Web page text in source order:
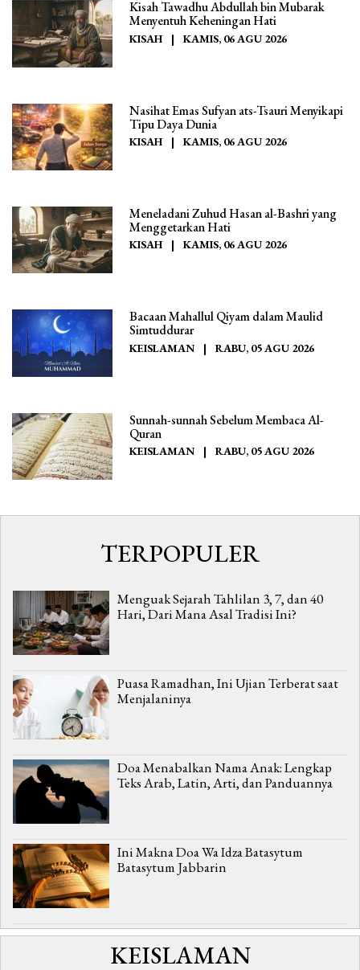
Kisah Tawadhu Abdullah bin Mubarak
Menyentuh Keheningan Hati
KISAH | KAMIS, 06 AGU 2026
Nasihat Emas Sufyan ats-Tsauri Menyikapi
Tipu Daya Dunia
KISAH | KAMIS, 06 AGU 2026
Meneladani Zuhud Hasan al-Bashri yang
Menggetarkan Hati
KISAH | KAMIS, 06 AGU 2026
Bacaan Mahallul Qiyam dalam Maulid
Simtuddurar
KEISLAMAN | RABU, 05 AGU 2026
Sunnah-sunnah Sebelum Membaca Al-
Quran
KEISLAMAN | RABU, 05 AGU 2026
TERPOPULER
Menguak Sejarah Tahlilan 3, 7, dan 40
Hari, Dari Mana Asal Tradisi Ini?
Puasa Ramadhan, Ini Ujian Terberat saat
Menjalaninya
Doa Menabalkan Nama Anak: Lengkap
Teks Arab, Latin, Arti, dan Panduannya
Ini Makna Doa Wa Idza Batasytum
Batasytum Jabbarin
KEISLAMAN